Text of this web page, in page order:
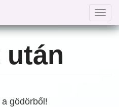
gödörből!